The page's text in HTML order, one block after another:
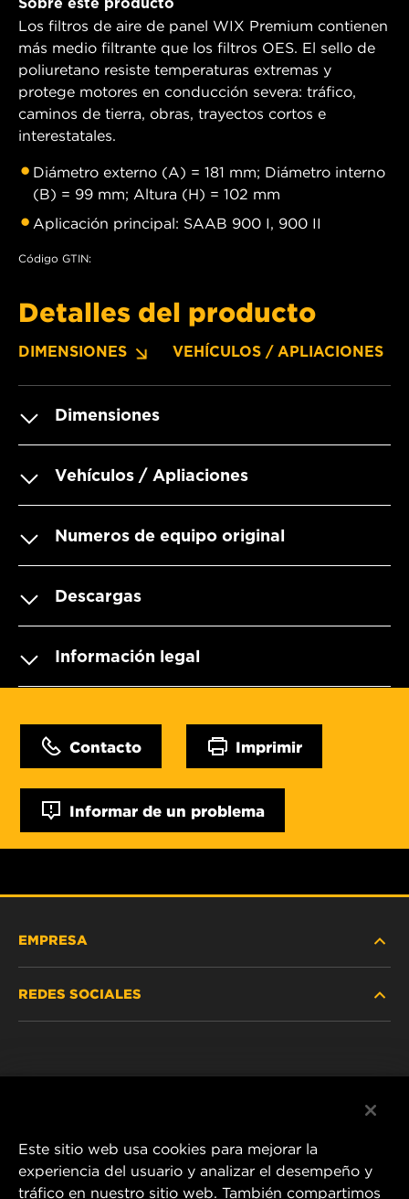
Sobre este producto
Los filtros de aire de panel WIX Premium contienen
más medio filtrante que los filtros OES. El sello de
poliuretano resiste temperaturas extremas y
protege motores en conducción severa: tráfico,
caminos de tierra, obras, trayectos cortos e
interestatales.
Diámetro externo (A) = 181 mm; Diámetro interno
(B) = 99 mm; Altura (H) = 102 mm
Aplicación principal: SAAB 900 I, 900 II
Código GTIN:
Detalles del producto
DIMENSIONES VEHÍCULOS / APLIACIONES
Dimensiones
Vehículos / Apliaciones
Numeros de equipo original
Descargas
Información legal
Contacto Imprimir
Informar de un problema
EMPRESA
REDES SOCIALES
Este sitio web usa cookies para mejorar la
experiencia del usuario y analizar el desempeño y
tráfico en nuestro sitio web. También compartimos